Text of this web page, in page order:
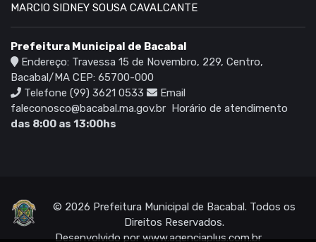
MARCIO SIDNEY SOUSA CAVALCANTE
Prefeitura Municipal de Bacabal
Endereço: Travessa 15 de Novembro, 229, Centro,
Bacabal/MA CEP: 65700-000
Telefone (99) 3621 0533
Email
faleconosco@bacabal.ma.gov.br
Horário de atendimento
das 8:00 as 13:00hs
© 2026 Prefeitura Municipal de Bacabal. Todos os
Direitos Reservados.
Desenvolvido porwww.agenciaplus.com.br